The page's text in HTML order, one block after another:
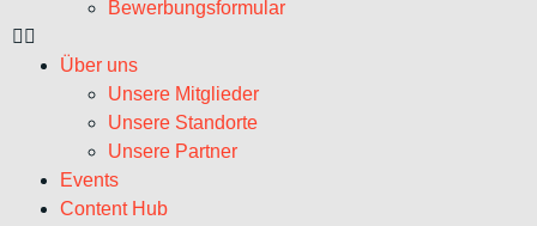
Bewerbungsformular
Über uns
Unsere Mitglieder
Unsere Standorte
Unsere Partner
Events
Content Hub